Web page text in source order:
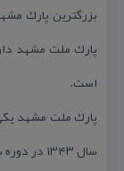
بزرگترین پارك
پارك ملت مشهد
است.
پارك ملت مشهد
سال